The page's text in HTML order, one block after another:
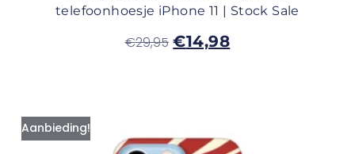
telefoonhoesje iPhone 11 | Stock Sale
€29,95 €14,98
Aanbieding!